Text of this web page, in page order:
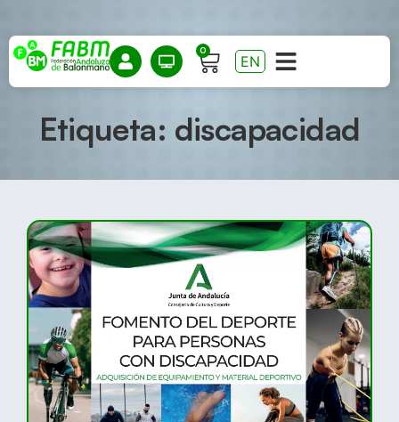
0
EN
Etiqueta: discapacidad